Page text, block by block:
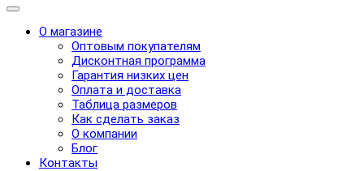
О магазине
Оптовым покупателям
Дисконтная программа
Гарантия низких цен
Оплата и доставка
Таблица размеров
Как сделать заказ
О компании
Блог
Контакты